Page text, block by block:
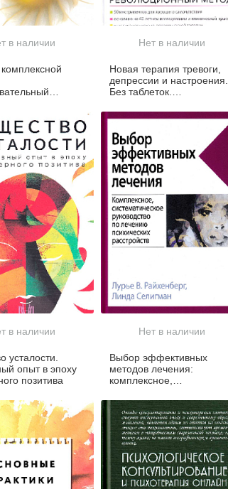
в наличии Нет в наличии
Новая терапия тревоги,
депрессии и настроения.
Без таблеток.
в наличии
усталости.
опыт в эпоху
позитива
Нет в наличии
Выбор эффективных
методов лечения:
комплексное,
руководство по лечению
психических расстройств